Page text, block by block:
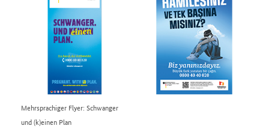
Mehrsprachiger Flyer: Schwanger
und (k)einen Plan